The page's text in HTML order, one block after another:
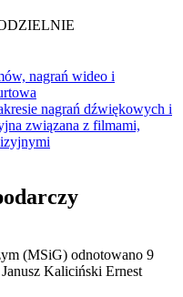
nagrań wideo i
nagrań dźwiękowych i
związana z filmami,
(MSiG) odnotowano 9
Kaliciński Ernest